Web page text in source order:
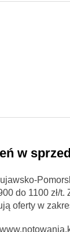
w
do 1100 zł/
oferty w